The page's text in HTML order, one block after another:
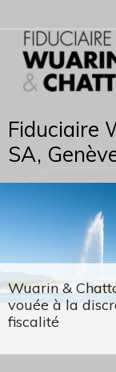
Fiduciaire
SA,
Wuarin &
vouée à la
fiscalité